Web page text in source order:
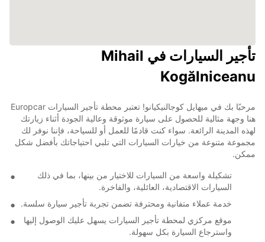
تأجير السيارات في Mihail
Kogălniceanu
مرحبًا بك في ميهايل كوجالنيكيانو! تعتبر محطة تأجير السيارات Europcar
هنا وجهة مثالية للحصول على سيارة موثوقة وعالية الجودة أثناء زيارتك
لهذه المدينة الرائعة. سواء كنت قادمًا للعمل أو للسياحة، فإننا نوفر لك
مجموعة متنوعة من خيارات السيارات التي تلبي احتياجاتك بأفضل شكل
ممكن.
تشكيلة واسعة من السيارات للاختيار من بينها، بما في ذلك
السيارات الاقتصادية، العائلية، والفاخرة.
خدمة عملاء متفانية ومحترفة تضمن تجربة تأجير سيارة سلسة.
موقع مركزي لمحطة تأجير السيارات يسهل عليك الوصول إليها
واسترجاع السيارة بكل سهولة.